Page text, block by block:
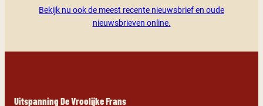
Bekijk nu ook de meest recente nieuwsbrief en oude
nieuwsbrieven online.
Uitspanning De Vroolijke Frans